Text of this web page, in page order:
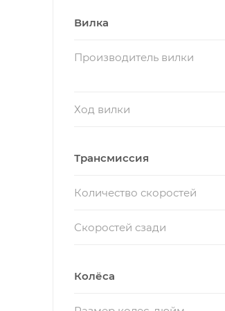
Вилка
Производитель вилки
Ход вилки
Трансмиссия
Количество скоростей
Скоростей сзади
Колёса